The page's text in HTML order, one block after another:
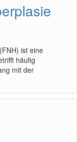
ist eine
häufig
mit der